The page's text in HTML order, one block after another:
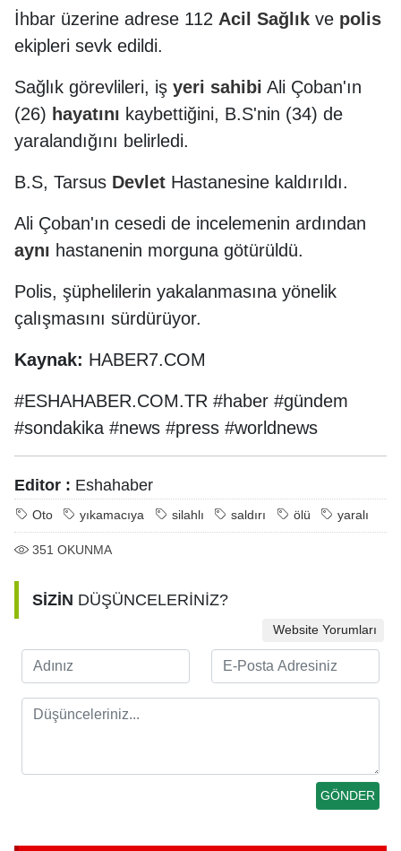
İhbar üzerine adrese 112 Acil Sağlık ve polis
ekipleri sevk edildi.
Sağlık görevlileri, iş yeri sahibi Ali Çoban'ın
(26) hayatını kaybettiğini, B.S'nin (34) de
yaralandığını belirledi.
B.S, Tarsus Devlet Hastanesine kaldırıldı.
Ali Çoban'ın cesedi de incelemenin ardından
aynı hastanenin morguna götürüldü.
Polis, şüphelilerin yakalanmasına yönelik
çalışmasını sürdürüyor.
Kaynak: HABER7.COM
#ESHAHABER.COM.TR #haber #gündem
#sondakika #news #press #worldnews
Editor : Eshahaber
Oto yıkamacıya silahlı saldırı ölü yaralı
351 OKUNMA
SİZİN DÜŞÜNCELERİNİZ?
Website Yorumları